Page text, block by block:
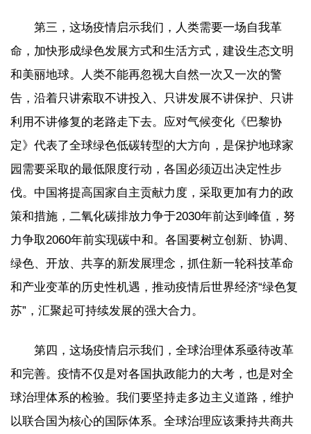
第三，这场疫情启示我们，人类需要一场自我革
命，加快形成绿色发展方式和生活方式，建设生态文明
和美丽地球。人类不能再忽视大自然一次又一次的警
告，沿着只讲索取不讲投入、只讲发展不讲保护、只讲
利用不讲修复的老路走下去。应对气候变化《巴黎协
定》代表了全球绿色低碳转型的大方向，是保护地球家
园需要采取的最低限度行动，各国必须迈出决定性步
伐。中国将提高国家自主贡献力度，采取更加有力的政
策和措施，二氧化碳排放力争于2030年前达到峰值，努
力争取2060年前实现碳中和。各国要树立创新、协调、
绿色、开放、共享的新发展理念，抓住新一轮科技革命
和产业变革的历史性机遇，推动疫情后世界经济“绿色复
苏”，汇聚起可持续发展的强大合力。
第四，这场疫情启示我们，全球治理体系亟待改革
和完善。疫情不仅是对各国执政能力的大考，也是对全
球治理体系的检验。我们要坚持走多边主义道路，维护
以联合国为核心的国际体系。全球治理应该秉持共商共